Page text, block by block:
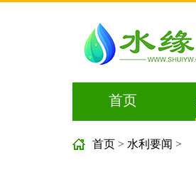
首页
首页 > 水利要闻 >